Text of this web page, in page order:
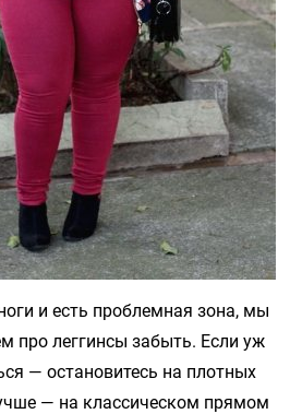
и есть проблемная зона, мы
про леггинсы забыть. Если уж
— остановитесь на плотных
— на классическом прямом